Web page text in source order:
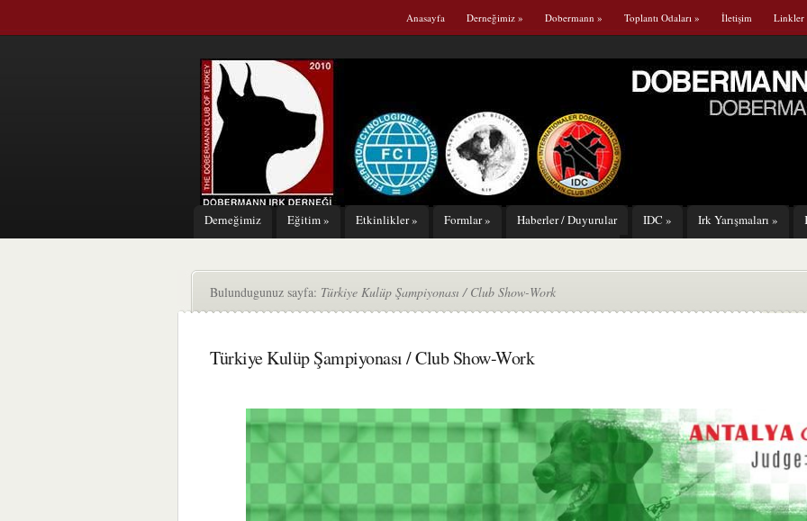
Anasayfa Derneğimiz » Dobermann » Toplantı Odaları » İletişim Linkler
Derneğimiz Eğitim» Etkinlikler» Formlar» Haberler / Duyurular IDC » Irk Yarışmaları »
Bulundugunuz sayfa: Türkiye Kulüp Şampiyonası / Club Show-Work
Türkiye Kulüp Şampiyonası / Club Show-Work